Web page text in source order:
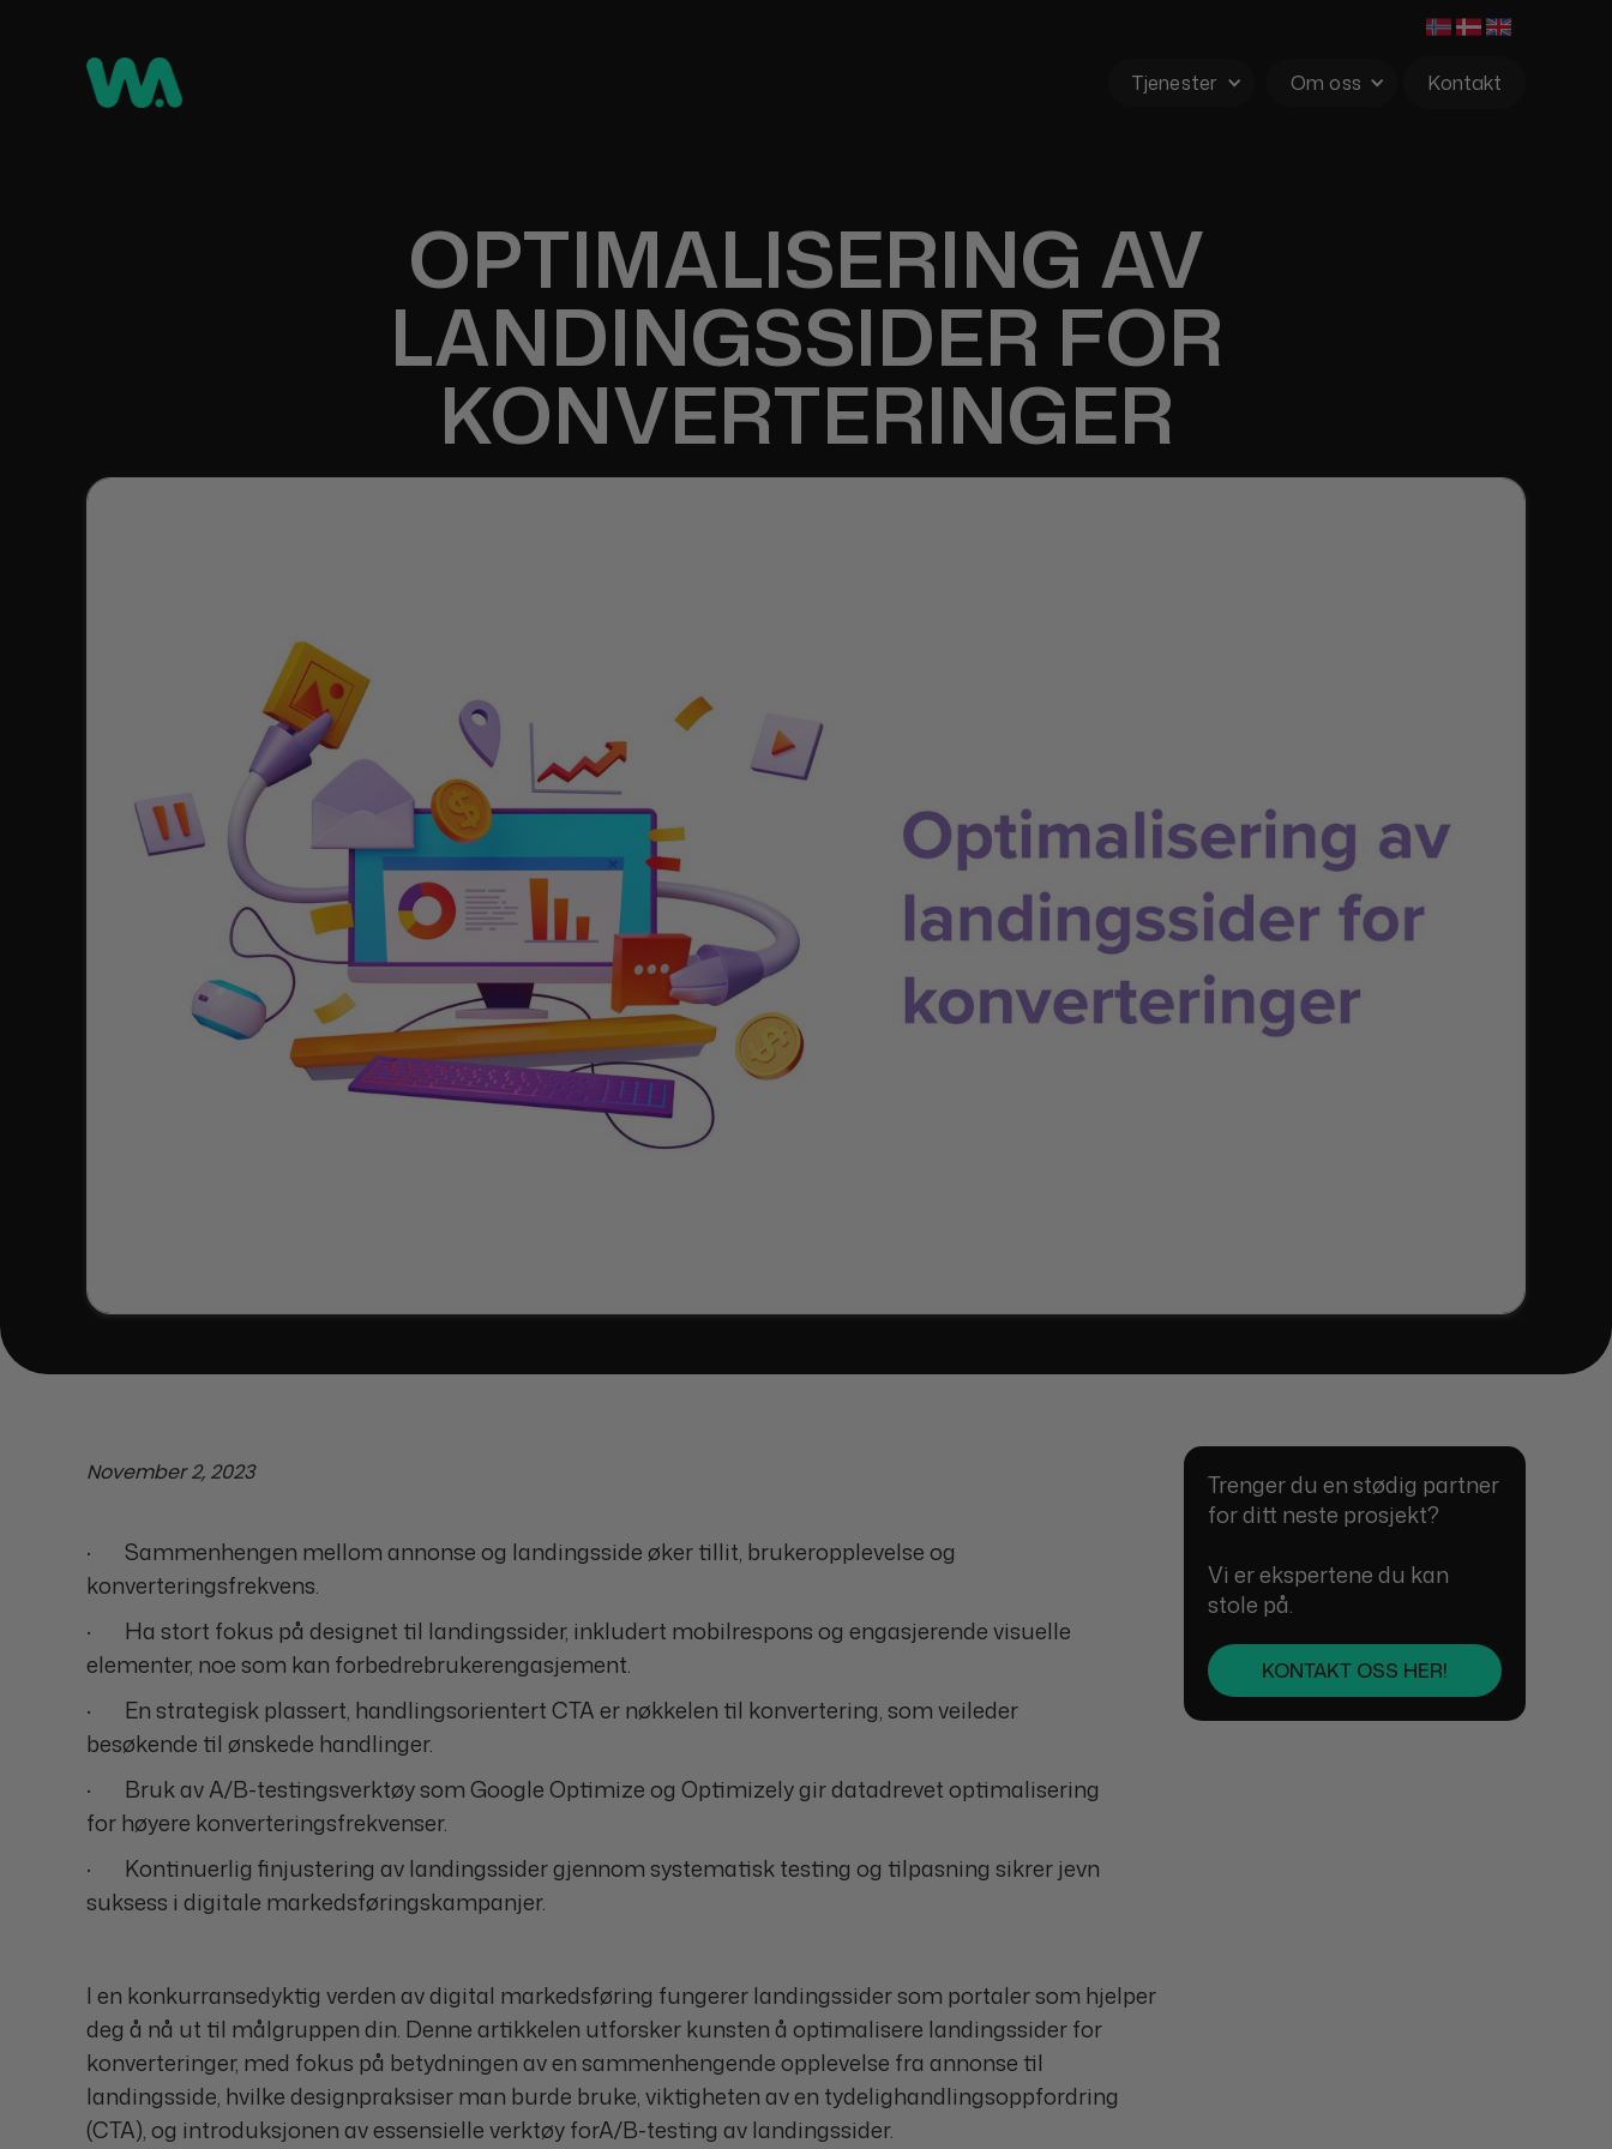
Tjenester Om oss Kontakt
OPTIMALISERING AV
LANDINGSSIDER FOR
KONVERTERINGER
November 2, 2023
· Sammenhengen mellom annonse og landingsside øker tillit, brukeropplevelse og
konverteringsfrekvens.
· Ha stort fokus på designet til landingssider, inkludert mobilrespons og engasjerende visuelle
elementer, noe som kan forbedrebrukerengasjement.
· En strategisk plassert, handlingsorientert CTA er nøkkelen til konvertering, som veileder
besøkende til ønskede handlinger.
· Bruk av A/B-testingsverktøy som Google Optimize og Optimizely gir datadrevet optimalisering
for høyere konverteringsfrekvenser.
· Kontinuerlig finjustering av landingssider gjennom systematisk testing og tilpasning sikrer jevn
suksess i digitale markedsføringskampanjer.
I en konkurransedyktig verden av digital markedsføring fungerer landingssider som portaler som hjelper
deg å nå ut til målgruppen din. Denne artikkelen utforsker kunsten å optimalisere landingssider for
konverteringer, med fokus på betydningen av en sammenhengende opplevelse fra annonse til
landingsside, hvilke designpraksiser man burde bruke, viktigheten av en tydelighandlingsoppfordring
(CTA), og introduksjonen av essensielle verktøy forA/B-testing av landingssider.
Trenger du en stødig partner
for ditt neste prosjekt?
Vi er ekspertene du kan
stole på.
KONTAKT OSS HER!